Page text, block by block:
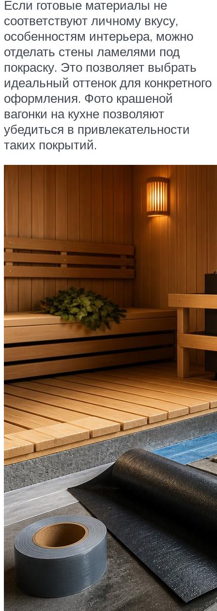
Если готовые материалы не
соответствуют личному вкусу,
особенностям интерьера, можно
отделать стены ламелями под
покраску. Это позволяет выбрать
идеальный оттенок для конкретного
оформления. Фото крашеной
вагонки на кухне позволяют
убедиться в привлекательности
таких покрытий.